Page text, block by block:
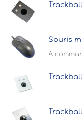
A